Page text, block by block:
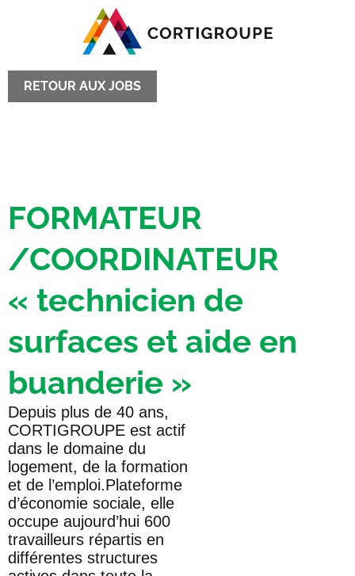
RETOUR AUX JOBS
FORMATEUR
/COORDINATEUR
« technicien de
surfaces et aide en
buanderie »
Depuis plus de 40 ans,
CORTIGROUPE est actif
dans le domaine du
logement, de la formation
et de l’emploi.Plateforme
d’économie sociale, elle
occupe aujourd’hui 600
travailleurs répartis en
différentes structures